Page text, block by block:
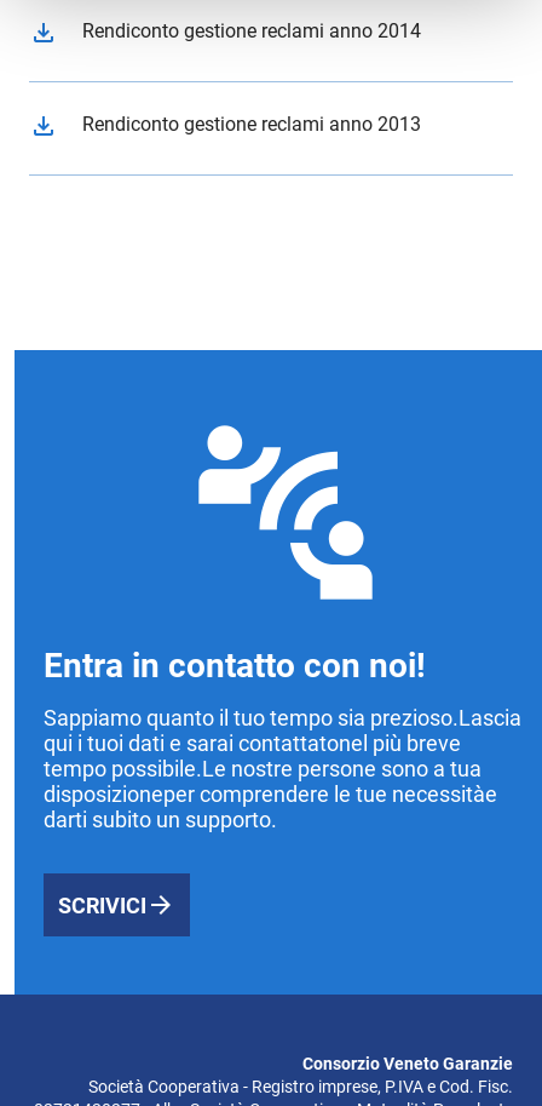
file_download Rendiconto gestione reclami anno 2014
file_download Rendiconto gestione reclami anno 2013
Entra in contatto con noi!
Sappiamo quanto il tuo tempo sia prezioso.Lascia
qui i tuoi dati e sarai contattatonel più breve
tempo possibile.Le nostre persone sono a tua
disposizioneper comprendere le tue necessitàe
darti subito un supporto.
SCRIVICI
Consorzio Veneto Garanzie
Società Cooperativa - Registro imprese, P.IVA e Cod. Fisc.